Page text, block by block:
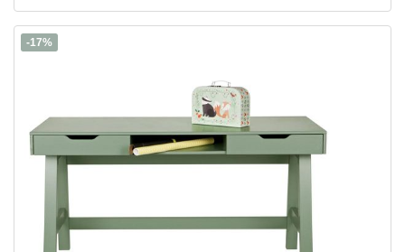
-17%